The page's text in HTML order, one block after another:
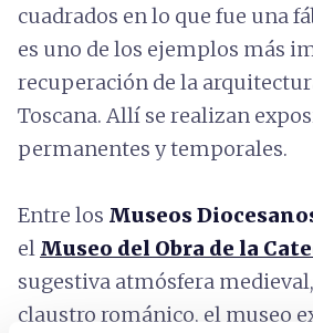
cuadrados en lo que fue una
es uno de los ejemplos más
recuperación de la
Toscana. Allí se realizan
permanentes y temporales.
Entre los Museos
el Museo del Obra de la
sugestiva atmósfera
claustro románico, el museo